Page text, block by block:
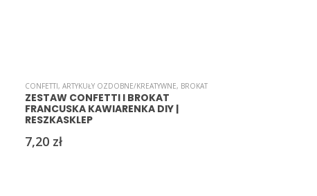
CONFETTI, ARTYKUŁY OZDOBNE/KREATYWNE, BROKAT
ZESTAW CONFETTI I BROKAT
FRANCUSKA KAWIARENKA DIY |
RESZKASKLEP
7,20 zł